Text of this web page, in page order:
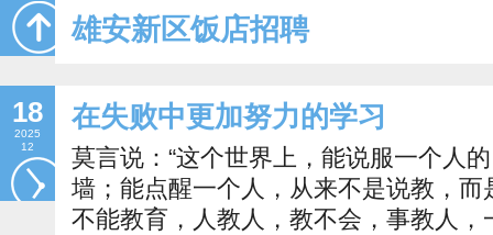
雄安新区饭店招聘
18
2025
12
在失败中更加努力的学习
莫言说：“这个世界上，能说服一个人
墙；能点醒一个人，从来不是说教，
不能教育，人教人，教不会，事教人